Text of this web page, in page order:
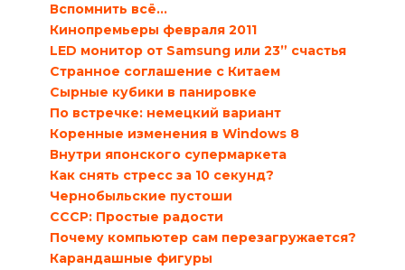
Вспомнить всё...
Кинопремьеры февраля 2011
LED монитор от Samsung или 23” счастья
Странное соглашение с Китаем
Сырные кубики в панировке
По встречке: немецкий вариант
Коренные изменения в Windows 8
Внутри японского супермаркета
Как снять стресс за 10 секунд?
Чернобыльские пустоши
СССР: Простые радости
Почему компьютер сам перезагружается?
Карандашные фигуры